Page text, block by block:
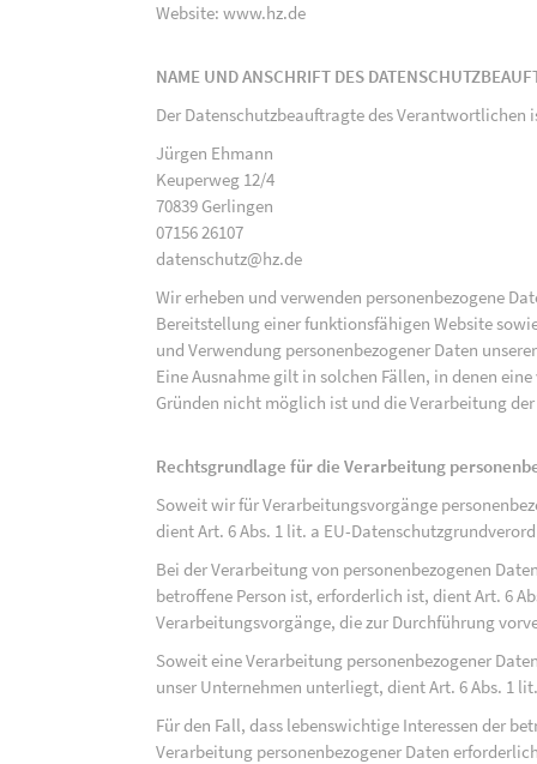
Website: www.hz.de
NAME UND ANSCHRIFT DES
Der Datenschutzbeauftragte des Verantwortlichen
Jürgen Ehmann
Keuperweg 12/4
70839 Gerlingen
07156 26107
datenschutz@hz.de
Wir erheben und verwenden personenbezogene
Bereitstellung einer funktionsfähigen Website
und Verwendung personenbezogener Daten
Eine Ausnahme gilt in solchen Fällen, in denen
Gründen nicht möglich ist und die Verarbeitung
Rechtsgrundlage für die Verarbeitung
Soweit wir für Verarbeitungsvorgänge
dient Art. 6 Abs. 1 lit. a EU-
Bei der Verarbeitung von personenbezogenen
betroffene Person ist, erforderlich ist, dient Art. 6
Verarbeitungsvorgänge, die zur Durchführung
Soweit eine Verarbeitung personenbezogener
unser Unternehmen unterliegt, dient Art. 6 Abs. 1
Für den Fall, dass lebenswichtige Interessen der
Verarbeitung personenbezogener Daten